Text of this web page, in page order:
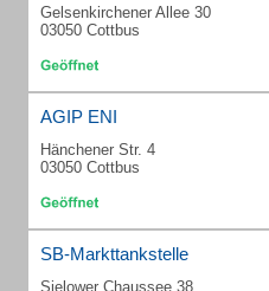
Gelsenkirchener Allee 30
03050 Cottbus
AGIP ENI
Hänchener Str. 4
03050 Cottbus
SB-Markttankstelle
Sielower Chaussee 38